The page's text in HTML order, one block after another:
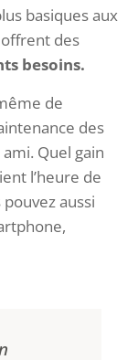
basiques aux
des
besoins.
de
des
Quel gain
l’heure de
aussi